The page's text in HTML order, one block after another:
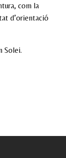
com la
d’orientació
Solei.